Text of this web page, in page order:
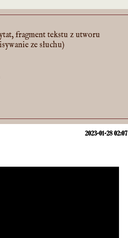
fragment tekstu z utworu
ze słuchu)
2023-01-28 02:07